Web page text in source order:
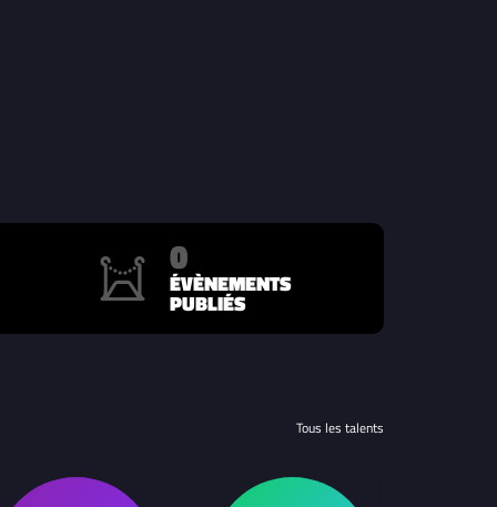
0
ÉVÈNEMENTS
PUBLIÉS
Tous les talents